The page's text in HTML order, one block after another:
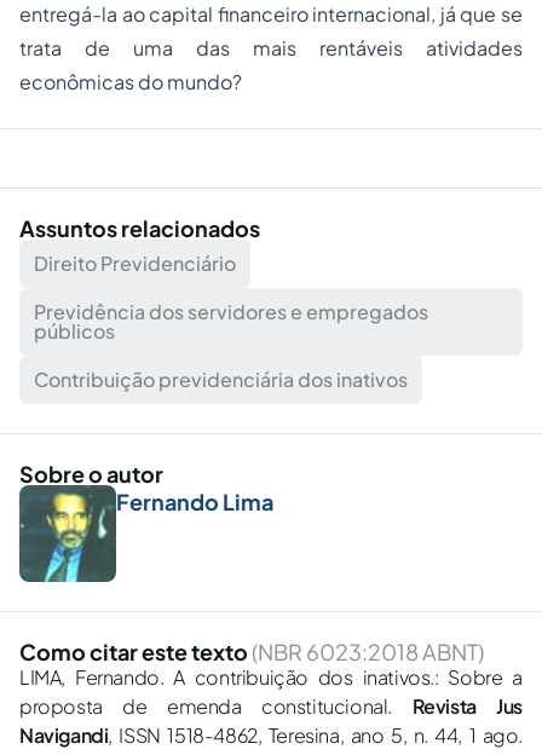
entregá-la ao capital financeiro internacional, já que se
trata de uma das mais rentáveis atividades
econômicas do mundo?
Assuntos relacionados
Direito Previdenciário
Previdência dos servidores e empregados
públicos
Contribuição previdenciária dos inativos
Sobre o autor
Fernando Lima
Como citar este texto (NBR 6023:2018 ABNT)
LIMA, Fernando. A contribuição dos inativos.: Sobre a
proposta de emenda constitucional. Revista Jus
Navigandi, ISSN 1518-4862, Teresina, ano 5, n. 44, 1 ago.